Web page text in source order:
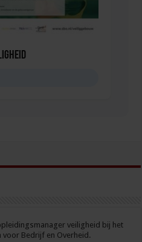
veiligheid bij het
voor Bedrijf en Overheid.